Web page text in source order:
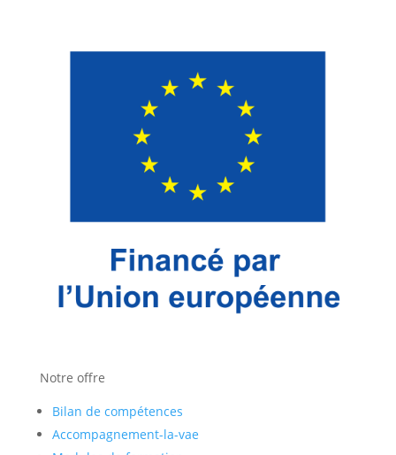
Notre offre
Bilan de compétences
Accompagnement-la-vae